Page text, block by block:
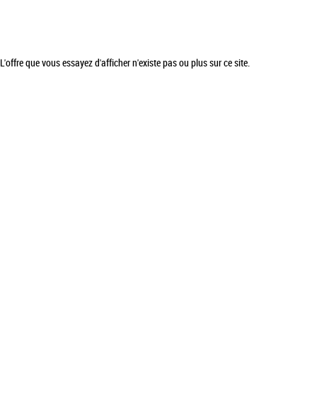
L'offre que vous essayez d'afficher n'existe pas ou plus sur ce site.